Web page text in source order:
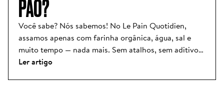
PÃO?
Você sabe? Nós sabemos! No Le Pain Quotidien,
assamos apenas com farinha orgânica, água, sal e
muito tempo — nada mais. Sem atalhos, sem aditivos,
sem ingredientes misteriosos. Apenas o essencial,
Ler artigo